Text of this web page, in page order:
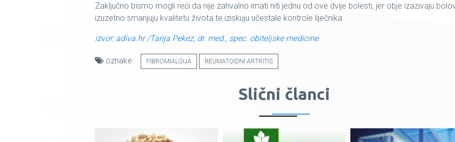
Zaključno bismo mogli reći da nije zahvalno imati niti jednu od ove dvije bolesti, jer obje izazivaju
izuzetno smanjuju kvalitetu života te iziskuju učestale kontrole liječnika .
izvor: adiva.hr /Tanja Pekez, dr. med., spec. obiteljske medicine
oznake: FIBROMIALGIJA REUMATOIDNI ARTRITIS
Slični članci